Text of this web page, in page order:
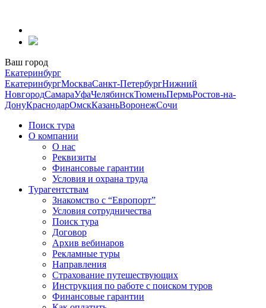
содержанию
Ваш город
Екатеринбург
ЕкатеринбургМоскваСанкт-ПетербургНижний
НовгородСамараУфаЧелябинскТюменьПермьРостов-на-
ДонуКраснодарОмскКазаньВоронежСочи
Поиск тура
О компании
О нас
Реквизиты
Финансовые гарантии
Условия и охрана труда
Турагентствам
Знакомство с “Европорт”
Условия сотрудничества
Поиск тура
Договор
Архив вебинаров
Рекламные туры
Направления
Страхование путешествующих
Инструкция по работе с поиском туров
Финансовые гарантии